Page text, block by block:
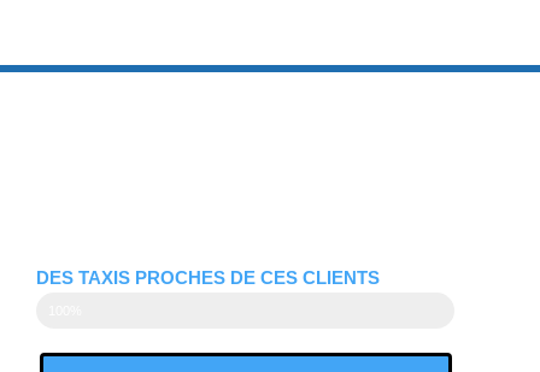
DES TAXIS PROCHES DE CES CLIENTS